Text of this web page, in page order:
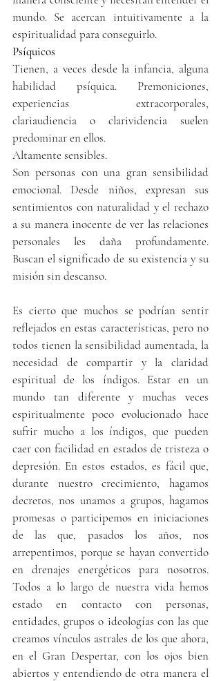
mundo. Se acercan intuitivamente a la
espiritualidad para conseguirlo.
Psíquicos
Tienen, a veces desde la infancia, alguna
habilidad psíquica. Premoniciones,
experiencias extracorporales,
clariaudiencia o clarividencia suelen
predominar en ellos.
Altamente sensibles.
Son personas con una gran sensibilidad
emocional. Desde niños, expresan sus
sentimientos con naturalidad y el rechazo
a su manera inocente de ver las relaciones
personales les daña profundamente.
Buscan el significado de su existencia y su
misión sin descanso.
Es cierto que muchos se podrían sentir
reflejados en estas características, pero no
todos tienen la sensibilidad aumentada, la
necesidad de compartir y la claridad
espiritual de los índigos. Estar en un
mundo tan diferente y muchas veces
espiritualmente poco evolucionado hace
sufrir mucho a los índigos, que pueden
caer con facilidad en estados de tristeza o
depresión. En estos estados, es fácil que,
durante nuestro crecimiento, hagamos
decretos, nos unamos a grupos, hagamos
promesas o participemos en iniciaciones
de las que, pasados los años, nos
arrepentimos, porque se hayan convertido
en drenajes energéticos para nosotros.
Todos a lo largo de nuestra vida hemos
estado en contacto con personas,
entidades, grupos o ideologías con las que
creamos vínculos astrales de los que ahora,
en el Gran Despertar, con los ojos bien
abiertos y entendiendo de otra manera el